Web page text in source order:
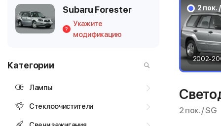
Subaru Forester
?
Укажите
модификацию
Категории
Лампы
Стеклоочистители
2 пок.
2002-
2 пок. / SG